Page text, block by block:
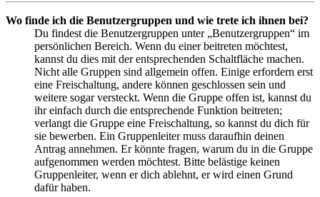
Wo finde ich die Benutzergruppen und wie trete ich ihnen bei?
Du findest die Benutzergruppen unter „Benutzergruppen“ im
persönlichen Bereich. Wenn du einer beitreten möchtest,
kannst du dies mit der entsprechenden Schaltfläche machen.
Nicht alle Gruppen sind allgemein offen. Einige erfordern erst
eine Freischaltung, andere können geschlossen sein und
weitere sogar versteckt. Wenn die Gruppe offen ist, kannst du
ihr einfach durch die entsprechende Funktion beitreten;
verlangt die Gruppe eine Freischaltung, so kannst du dich für
sie bewerben. Ein Gruppenleiter muss daraufhin deinen
Antrag annehmen. Er könnte fragen, warum du in die Gruppe
aufgenommen werden möchtest. Bitte belästige keinen
Gruppenleiter, wenn er dich ablehnt, er wird einen Grund
dafür haben.